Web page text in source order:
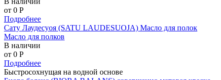
от 0 P
Подробнее
Сату Лаудесуоя (SATU LAUDESUOJA) Масло для полок
Масло для полков
В наличии
от 0 P
Подробнее
Быстросохнущая на водной основе